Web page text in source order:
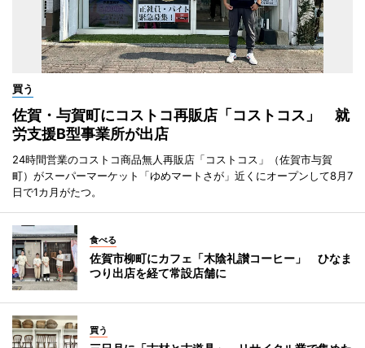
買う
佐賀・与賀町にコストコ再販店「コストコス」 就
労支援B型事業所が出店
24時間営業のコストコ商品無人再販店「コストコス」（佐賀市与賀
町）がスーパーマーケット「ゆめマートさが」近くにオープンして8月7
日で1カ月がたつ。
食べる
佐賀市柳町にカフェ「木陰礼讃コーヒー」 ひなま
つり出店を経て常設店舗に
買う